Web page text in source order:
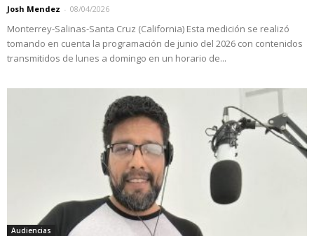
Josh Mendez - 08/04/2026
Monterrey-Salinas-Santa Cruz (California) Esta medición se realizó
tomando en cuenta la programación de junio del 2026 con contenidos
transmitidos de lunes a domingo en un horario de...
Audiencias